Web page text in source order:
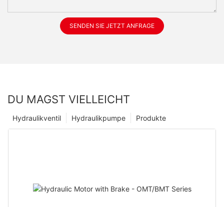
SENDEN SIE JETZT ANFRAGE
DU MAGST VIELLEICHT
Produkte
Hydraulikpumpe
Hydraulikventil